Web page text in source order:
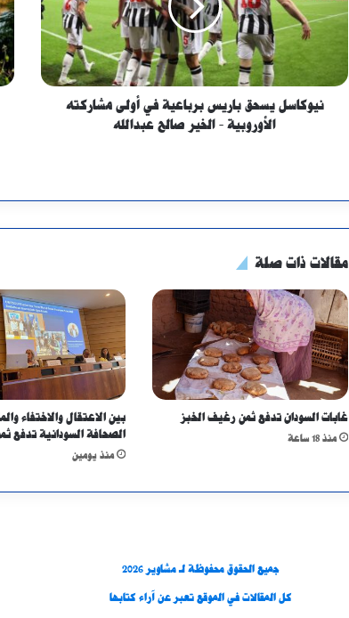
نيوكاسل يسحق باريس برباعية في أولى مشاركته
الأوروبية - الخير صالح عبدالله
مقالات ذات صلة
غابات السودان تدفع ثمن رغيف الخبز
منذ 18 ساعة
بين الاعتقال والاختفاء
الصحافة السودانية تدفع
منذ يومين
جميع الحقوق محفوظة لـ مشاوير 2026
كل المقالات في الموقع تعبر عن آراء كتابها